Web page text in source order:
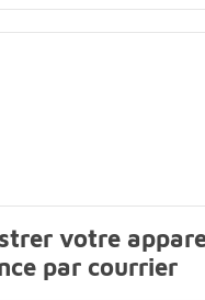
votre
par courrier